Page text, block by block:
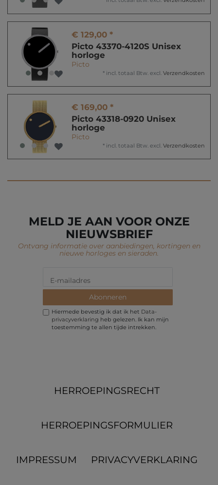
€ 129,00 *
Picto 43370-4120S Unisex
horloge
Picto
* incl. totaal Btw. excl. Verzendkosten
€ 169,00 *
Picto 43318-0920 Unisex
horloge
Picto
* incl. totaal Btw. excl. Verzendkosten
MELD JE AAN VOOR ONZE
NIEUWSBRIEF
Ontvang informatie over aanbiedingen, kortingen en
nieuwe horloges en sieraden.
Abonneren
Hiermede bevestig ik dat ik het Data­
privacy­verklaring heb gelezen. Ik kan mijn
toestemming te allen tijde intrekken.
HERROEPINGS­RECHT
HERROEPINGS­FORMULIER
IMPRESSUM PRIVACYVERKLARING